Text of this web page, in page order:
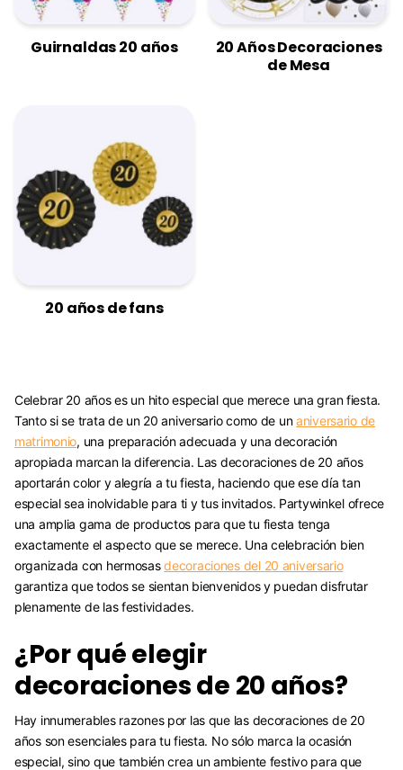
Guirnaldas 20 años
20 Años Decoraciones
de Mesa
20 años de fans
Celebrar 20 años es un hito especial que merece una gran fiesta.
Tanto si se trata de un 20 aniversario como de unaniversario de
matrimonio, una preparación adecuada y una decoración
apropiada marcan la diferencia. Las decoraciones de 20 años
aportarán color y alegría a tu fiesta, haciendo que ese día tan
especial sea inolvidable para ti y tus invitados. Partywinkel ofrece
una amplia gama de productos para que tu fiesta tenga
exactamente el aspecto que se merece. Una celebración bien
organizada con hermosasdecoraciones del 20 aniversario
garantiza que todos se sientan bienvenidos y puedan disfrutar
plenamente de las festividades.
¿Por qué elegir
decoraciones de 20 años?
Hay innumerables razones por las que las decoraciones de 20
años son esenciales para tu fiesta. No sólo marca la ocasión
especial, sino que también crea un ambiente festivo para que